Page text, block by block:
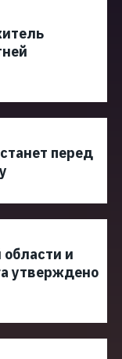
перед
и
утверждено